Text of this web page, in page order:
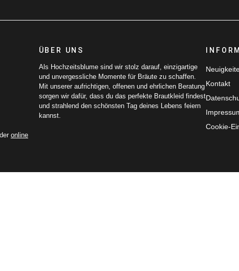
online
ÜBER UNS
Als Hochzeitsblume sind wir stolz darauf, einzigartige
und unvergessliche Momente für Bräute zu schaffen.
Mit unserer aufrichtigen, offenen und ehrlichen Beratung
sorgen wir dafür, dass du das perfekte Brautkleid findest
und strahlend den schönsten Tag deines Lebens feiern
kannst.
Kontakt
Cookie-